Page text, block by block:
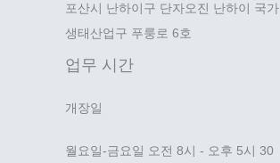
포산시 난하이구 단자오진 난하이 국가
생태산업구 푸룽로 6호
업무 시간
개장일
월요일-금요일 오전 8시 - 오후 5시 30